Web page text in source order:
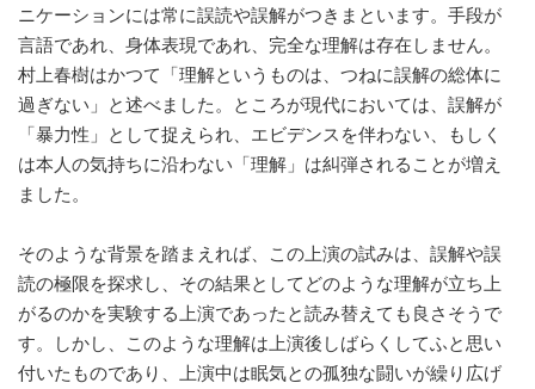
ニケーションには常に誤読や誤解がつきまといます。手段が
言語であれ、身体表現であれ、完全な理解は存在しません。
村上春樹はかつて「理解というものは、つねに誤解の総体に
過ぎない」と述べました。ところが現代においては、誤解が
「暴力性」として捉えられ、エビデンスを伴わない、もしく
は本人の気持ちに沿わない「理解」は糾弾されることが増え
ました。
そのような背景を踏まえれば、この上演の試みは、誤解や誤
読の極限を探求し、その結果としてどのような理解が立ち上
がるのかを実験する上演であったと読み替えても良さそうで
す。しかし、このような理解は上演後しばらくしてふと思い
付いたものであり、上演中は眠気との孤独な闘いが繰り広げ